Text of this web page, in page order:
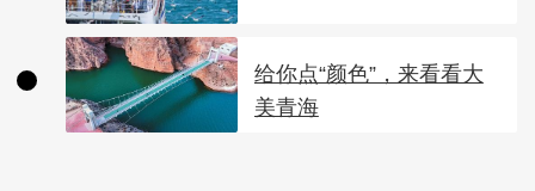
给你点“颜色”，来看看大
美青海